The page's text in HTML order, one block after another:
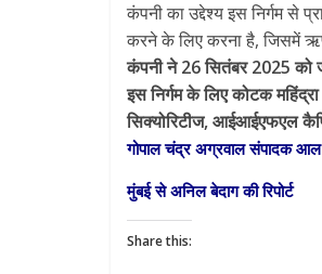
कंपनी का उद्देश्य इस निर्गम से
करने के लिए करना है, जिसमें
कंपनी ने 26 सितंबर 2025 को
इस निर्गम के लिए कोटक
सिक्योरिटीज, आईआईएफएल
गोपाल चंद्र अग्रवाल संपादक
मुंबई से अनिल बेदाग की रिपोर्ट
Share this: